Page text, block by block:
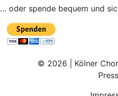
… oder spende bequem und
© 2026 | Kölner